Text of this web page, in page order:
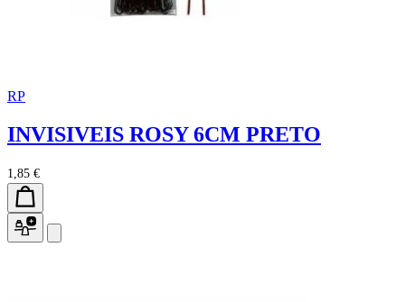
RP
INVISIVEIS ROSY 6CM PRETO
1,85 €